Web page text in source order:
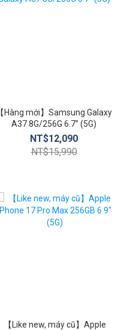
【Hàng mới】Samsung Galaxy
A37 8G/256G 6.7” (5G)
NT$12,090
NT$15,990
【Like new, máy cũ】Apple